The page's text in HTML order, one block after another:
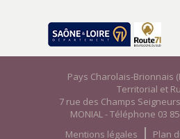
Pays Charolais-Brionnais
Territorial et
7 rue des Champs Seigneurs
MONIAL - Téléphone 03
Mentions légales
Plan